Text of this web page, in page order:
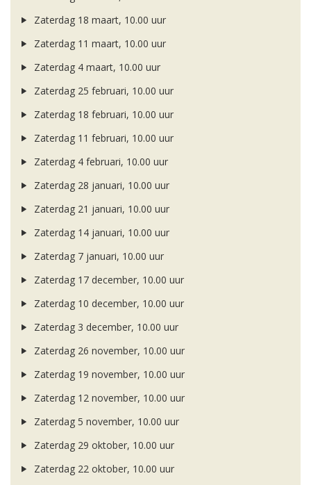
Zaterdag 18 maart, 10.00 uur
Zaterdag 11 maart, 10.00 uur
Zaterdag 4 maart, 10.00 uur
Zaterdag 25 februari, 10.00 uur
Zaterdag 18 februari, 10.00 uur
Zaterdag 11 februari, 10.00 uur
Zaterdag 4 februari, 10.00 uur
Zaterdag 28 januari, 10.00 uur
Zaterdag 21 januari, 10.00 uur
Zaterdag 14 januari, 10.00 uur
Zaterdag 7 januari, 10.00 uur
Zaterdag 17 december, 10.00 uur
Zaterdag 10 december, 10.00 uur
Zaterdag 3 december, 10.00 uur
Zaterdag 26 november, 10.00 uur
Zaterdag 19 november, 10.00 uur
Zaterdag 12 november, 10.00 uur
Zaterdag 5 november, 10.00 uur
Zaterdag 29 oktober, 10.00 uur
Zaterdag 22 oktober, 10.00 uur